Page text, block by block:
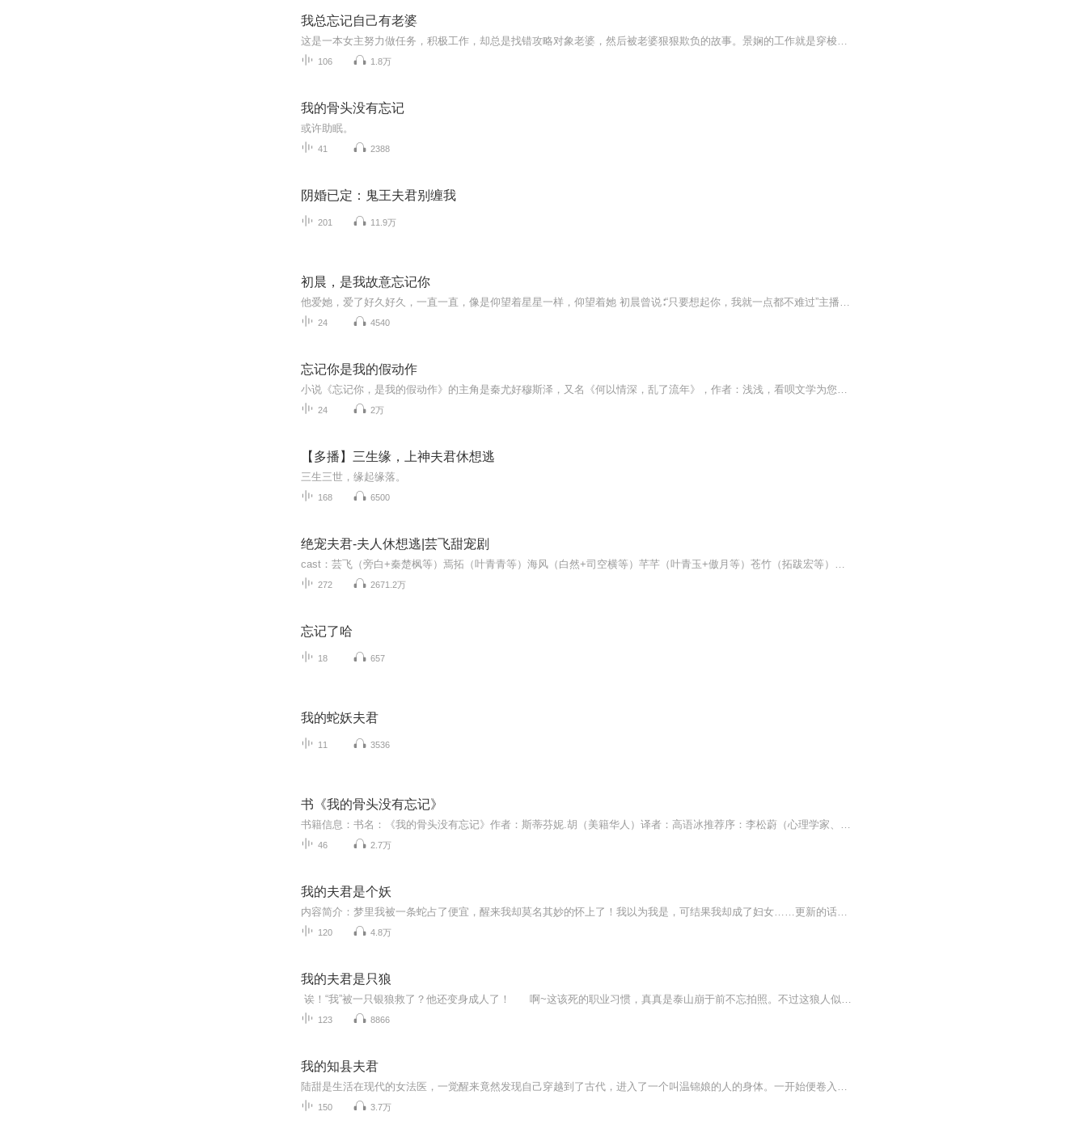
我总忘记自己有老婆
这是一本女主努力做任务，积极工作，却总是找错攻略对象老婆，然后被老婆狠狠欺负的故事。景娴的工作就是穿梭在不同的小说坑里，需要获得攻略对象的100好感度，把小说剧情线走完，获得的读者评分可以兑换相应奖励。景娴最开始积极努力工作挣钱！后来一个豪门小说里，她获得女配100好感度之后，和女配相爱了，然后兑换目标就变了。景娴：系统，我要让她和我一起去下一本书。然而系统表示，景娴带着自己老婆去了新书世界后，她不会立刻想起自己还有一个老婆这件事。于是末日小说世界里，景娴兢兢业业工作，...
106 1.8万
我的骨头没有忘记
或许助眠。
41 2388
阴婚已定：鬼王夫君别缠我
201 11.9万
初晨，是我故意忘记你
他爱她，爱了好久好久，一直一直，像是仰望着星星一样，仰望着她 初晨曾说∶“只要想起你，我就一点都不难过”主播有话说∶1.本文是虐文，准备好纸巾2.女主男主为姐弟恋（假姐弟）3.书名叫《初晨是我故意忘记你》4.练习作品，如有侵权，立刻删除5.过程有甜有虐，结局不太好欢迎入坑，入坑不亏哦希望可以多多支持和鼓励我，只要不是因为版权的问题，我会把这本书更完的。大家放心收听哟
24 4540
忘记你是我的假动作
小说《忘记你，是我的假动作》的主角是秦尤好穆斯泽，又名《何以情深，乱了流年》，作者：浅浅，看呗文学为您提供忘记你是我的假动作在线阅读，忘记你是我的假动作小说讲述了：秦尤好跟穆斯泽那么相爱，他恨她背叛他。再次相遇，她陷入走投无路的境地，他肆意践踏她的一切，让她痛不欲生。...
24 2万
【多播】三生缘，上神夫君休想逃
三生三世，缘起缘落。
168 6500
绝宠夫君-夫人休想逃|芸飞甜宠剧
cast：芸飞（旁白+秦楚枫等）焉拓（叶青青等）海风（白然+司空横等）芊芊（叶青玉+傲月等）苍竹（拓跋宏等）云端残阳（冷璃等）天宇（部分龙套）后期制作：不负相思意（ps：练习作品，不做商用）欢迎加入扣扣听友群：684819732微博：芸飞d围bo周一至周六每...
272 2671.2万
忘记了哈
18 657
我的蛇妖夫君
11 3536
书《我的骨头没有忘记》
书籍信息：书名：《我的骨头没有忘记》作者：斯蒂芬妮.胡（美籍华人）译者：高语冰推荐序：李松蔚（心理学家、家庭心理咨询师）。出版社：广东经济出版社版次：2024年8月第一版。内容重点：主要讲述的是一位被诊断为“复杂性创伤后应激障碍”的女性的成长...
46 2.7万
我的夫君是个妖
内容简介：梦里我被一条蛇占了便宜，醒来我却莫名其妙的怀上了！我以为我是，可结果我却成了妇女……更新的话尽量多更，如果有什么需要改进的地方，请留言，我会努力改进，因为工作原因，只能晚上录，所以更的少点。喜欢的朋友关注订阅一下，多多点赞，多...
120 4.8万
我的夫君是只狼
诶！“我”被一只银狼救了？他还变身成人了！ 啊~这该死的职业习惯，真真是泰山崩于前不忘拍照。不过这狼人似乎很可爱诶！当然了，你要是问，这么可爱又忠犬的狼是谁家的？ 嘿嘿，那绝对是我家的呀！
123 8866
我的知县夫君
陆甜是生活在现代的女法医，一觉醒来竟然发现自己穿越到了古代，进入了一个叫温锦娘的人的身体。一开始便卷入小三之争，自己的未婚夫与小三怀了孩子，还想把自己逼下位。开什么玩笑，我堂堂看电视剧长大的现代人岂能让你如愿！
150 3.7万